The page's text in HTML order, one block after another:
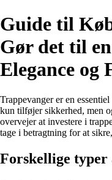
Guide til
Gør det til
Elegance
Trappevanger er en
kun tilføjer sikkerhed, men
overvejer at investere i
tage i betragtning for at
Forskellige typer